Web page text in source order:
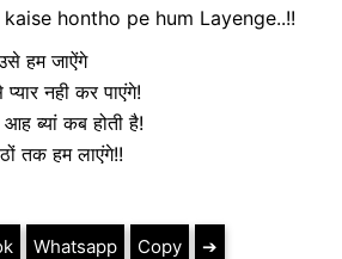
hontho pe hum Layenge..!!
हम जाऐंगे
नही कर पाएंगे!
ब्यां कब होती है!
तक हम लाएंगे!!
Whatsapp Copy ➔